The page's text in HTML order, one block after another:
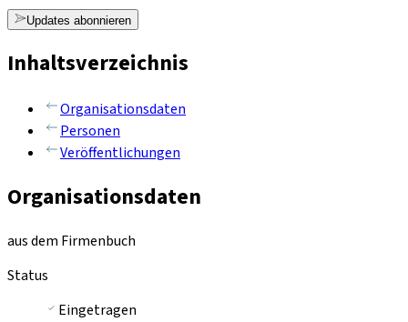
Updates abonnieren
Inhaltsverzeichnis
Organisationsdaten
Personen
Veröffentlichungen
Organisationsdaten
aus dem Firmenbuch
Status
Eingetragen